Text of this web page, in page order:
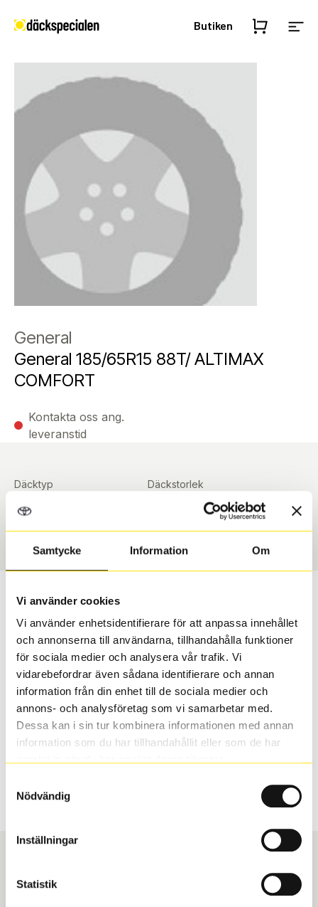
Samtycke Information Om
Vi använder cookies
Vi använder enhetsidentifierare för att anpassa innehållet
och annonserna till användarna, tillhandahålla funktioner
för sociala medier och analysera vår trafik. Vi
vidarebefordrar även sådana identifierare och annan
information från din enhet till de sociala medier och
annons- och analysföretag som vi samarbetar med.
Dessa kan i sin tur kombinera informationen med annan
information som du har tillhandahållit eller som de har
Nödvändig
Inställningar
Statistik
Butiken
General
General 185/65R15 88T/ ALTIMAX
COMFORT
Kontakta oss ang.
leveranstid
Däcktyp Däckstorlek
185/65 R 15 ArrayArray
Art nummer
90371
Passar detta däck min bil?
Ange registreringsnummer för att se om det däck du
valt passar din bilmodell. Om du köper däck som skall
sättas på dina befintliga fälgar, se till att kolla en extra
gång så att däck och fälg har samma dimensioner.
Ibland kan fälgen ha bytts ut under årens lopp och
inte vara samma dimension som bilen hade ut från
fabrik.
S Sök
Boka och hämta hos Däckspecialen